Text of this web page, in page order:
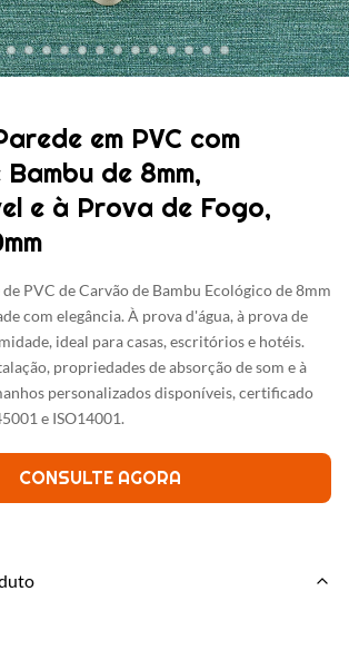
em PVC com
de 8mm,
e à Prova de Fogo,
PVC de Carvão de Bambu Ecológico de 8mm
com elegância. À prova d'água, à prova de
ideal para casas, escritórios e hotéis.
propriedades de absorção de som e à
personalizados disponíveis, certificado
e ISO14001.
CONSULTE AGORA